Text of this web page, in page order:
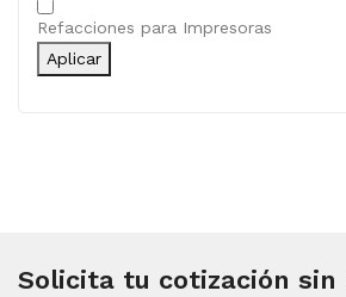
Categoría
Refacciones para Impresoras
Aplicar
Solicita tu cotización sin